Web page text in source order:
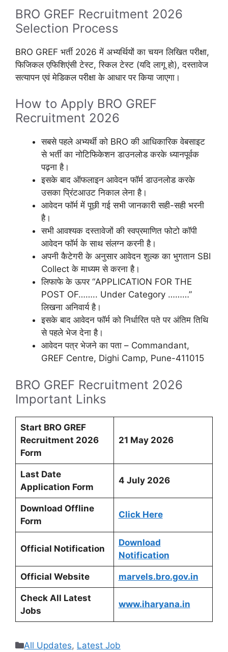
BRO GREF Recruitment 2026
Selection Process
BRO GREF भर्ती 2026 में अभ्यर्थियों का चयन लिखित परीक्षा,
फिजिकल एफिशिएंसी टेस्ट, स्किल टेस्ट (यदि लागू हो), दस्तावेज
सत्यापन एवं मेडिकल परीक्षा के आधार पर किया जाएगा।
How to Apply BRO GREF
Recruitment 2026
सबसे पहले अभ्यर्थी को BRO की आधिकारिक वेबसाइट
से भर्ती का नोटिफिकेशन डाउनलोड करके ध्यानपूर्वक
पढ़ना है।
इसके बाद ऑफलाइन आवेदन फॉर्म डाउनलोड करके
उसका प्रिंटआउट निकाल लेना है।
आवेदन फॉर्म में पूछी गई सभी जानकारी सही-सही भरनी
है।
सभी आवश्यक दस्तावेजों की स्वप्रमाणित फोटो कॉपी
आवेदन फॉर्म के साथ संलग्न करनी है।
अपनी कैटेगरी के अनुसार आवेदन शुल्क का भुगतान SBI
Collect के माध्यम से करना है।
लिफाफे के ऊपर “APPLICATION FOR THE
POST OF…….. Under Category ………”
लिखना अनिवार्य है।
इसके बाद आवेदन फॉर्म को निर्धारित पते पर अंतिम तिथि
से पहले भेज देना है।
आवेदन पत्र भेजने का पता – Commandant,
GREF Centre, Dighi Camp, Pune-411015
BRO GREF Recruitment 2026
Important Links
Start BRO GREF
Recruitment 2026
Form
21 May 2026
Last Date
Application Form
4 July 2026
Download Offline
Form
Click Here
Official Notification
Download
Notification
Official Website marvels.bro.gov.in
Check All Latest
Jobs
www.iharyana.in
Categories
All Updates, Latest Job